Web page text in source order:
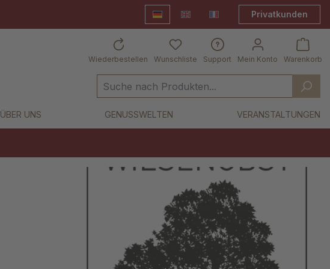
Deutsch Frankreich Shop
Privatkunden
Wiederbestellen Mein Konto
Wunschliste Support Warenkorb
ÜBER UNS GENUSSWELTEN VERANSTALTUNGEN